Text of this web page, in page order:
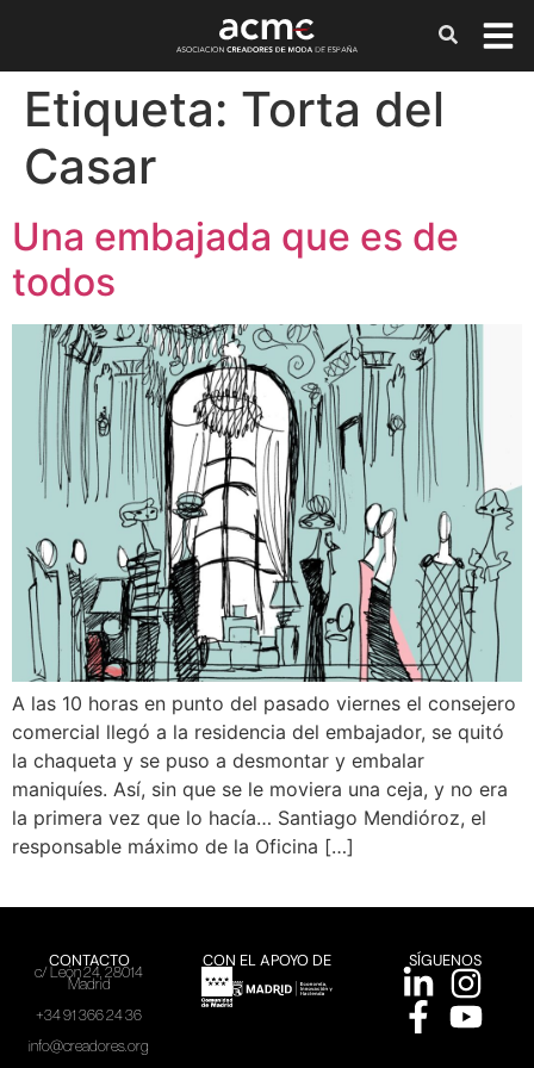
Etiqueta: Torta del
Casar
Una embajada que es de
todos
A las 10 horas en punto del pasado viernes el consejero
comercial llegó a la residencia del embajador, se quitó
la chaqueta y se puso a desmontar y embalar
maniquíes. Así, sin que se le moviera una ceja, y no era
la primera vez que lo hacía… Santiago Mendióroz, el
responsable máximo de la Oficina […]
CONTACTO
c/ León 24, 28014
Madrid
+34 91 366 24 36
info@creadores.org
CON EL APOYO DE SÍGUENOS